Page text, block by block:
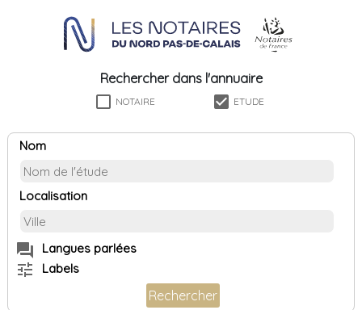
Rechercher dans l'annuaire
check_box_outline_blank NOTAIRE check_box ETUDE
Nom
Localisation
forum Langues parlées
tune Labels